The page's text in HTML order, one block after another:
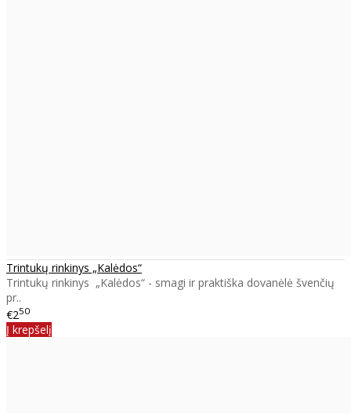
Trintukų rinkinys „Kalėdos“
Trintukų rinkinys „Kalėdos“ - smagi ir praktiška dovanėlė švenčių
pr..
€250
Į krepšelį